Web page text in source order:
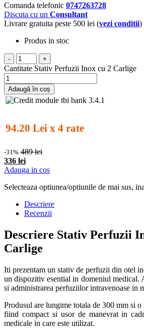
Comanda telefonic 0747263728
Discuta cu un Consultant
Livrare gratuita peste 500 lei (vezi conditii)
Produs in stoc
- +
Cantitate Stativ Perfuzii Inox cu 2 Carlige
Adaugă în coș
94.20 Lei x 4 rate
-31% 489 lei
336 lei
Adauga in cos
Selecteaza optiunea/optiunile de mai sus,
Descriere
Recenzii
Descriere Stativ Perfuzii
Carlige
Iti prezentam un stativ de perfuzii din otel
un dispozitiv esential in domeniul medical.
si administrarea perfuziilor intravenoase in
Produsul are lungime totala de 300 mm si
fiind compact si usor de manevrat in
medicale in care este utilizat.